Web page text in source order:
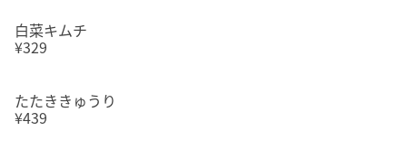
白菜キムチ
¥329
たたききゅうり
¥439